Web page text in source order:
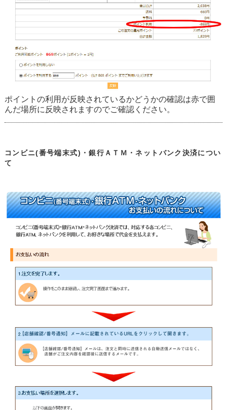
ポイントの利用が反映されているかどうかの確認は赤で囲
んだ場所に反映されますのでご確認ください。
コンビニ(番号端末式)・銀行ＡＴＭ・ネットバンク決済につい
て